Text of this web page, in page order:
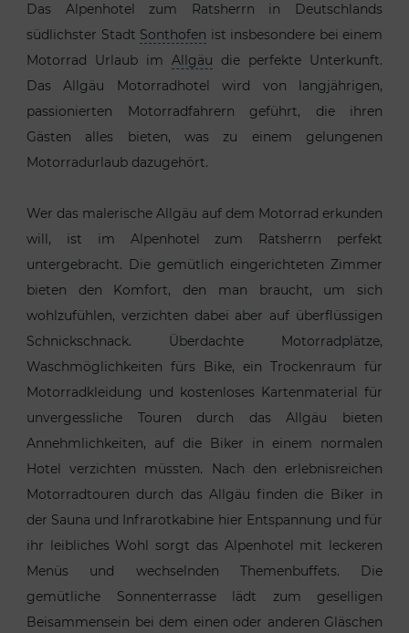
Das Alpenhotel zum Ratsherrn in Deutschlands
südlichster Stadt Sonthofen ist insbesondere bei einem
Motorrad Urlaub im Allgäu die perfekte Unterkunft.
Das Allgäu Motorradhotel wird von langjährigen,
passionierten Motorradfahrern geführt, die ihren
Gästen alles bieten, was zu einem gelungenen
Motorradurlaub dazugehört.
Wer das malerische Allgäu auf dem Motorrad erkunden
will, ist im Alpenhotel zum Ratsherrn perfekt
untergebracht. Die gemütlich eingerichteten Zimmer
bieten den Komfort, den man braucht, um sich
wohlzufühlen, verzichten dabei aber auf überflüssigen
Schnickschnack. Überdachte Motorradplätze,
Waschmöglichkeiten fürs Bike, ein Trockenraum für
Motorradkleidung und kostenloses Kartenmaterial für
unvergessliche Touren durch das Allgäu bieten
Annehmlichkeiten, auf die Biker in einem normalen
Hotel verzichten müssten. Nach den erlebnisreichen
Motorradtouren durch das Allgäu finden die Biker in
der Sauna und Infrarotkabine hier Entspannung und für
ihr leibliches Wohl sorgt das Alpenhotel mit leckeren
Menüs und wechselnden Themenbuffets. Die
gemütliche Sonnenterrasse lädt zum geselligen
Beisammensein bei dem einen oder anderen Gläschen